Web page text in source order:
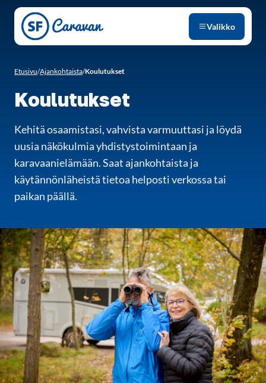
Siirry sivun sisältöön
Valikko
Etusivu/Ajankohtaista/Koulutukset
Koulutukset
Kehitä osaamistasi, vahvista varmuuttasi ja löydä
uusia näkökulmia yhdistystoimintaan ja
karavaanielämään. Saat ajankohtaista ja
käytännönläheistä tietoa helposti verkossa tai
paikan päällä.